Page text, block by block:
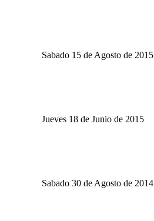
Sabado 15 de Agosto de 2015
Jueves 18 de Junio de 2015
Sabado 30 de Agosto de 2014